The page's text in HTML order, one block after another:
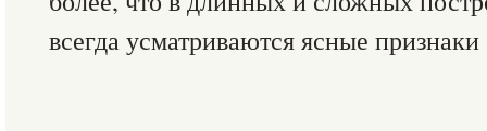
всегда усматриваются ясные признаки